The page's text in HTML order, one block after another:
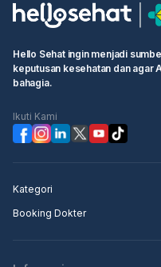
Hello Sehat ingin menjadi
keputusan kesehatan dan agar
bahagia.
Ikuti Kami
Kategori
Booking Dokter